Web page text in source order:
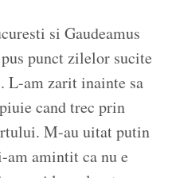
si Gaudeamus
punct zilelor sucite
L-am zarit inainte sa
cand trec prin
M-au uitat putin
amintit ca nu e